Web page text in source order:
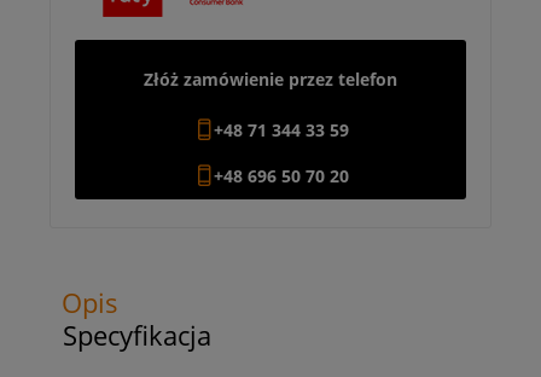
Złóż zamówienie przez telefon
+48 71 344 33 59
+48 696 50 70 20
Opis
Specyfikacja